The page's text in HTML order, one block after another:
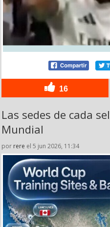
16
Las sedes de cada
Mundial
por rere el 5 jun 2026, 11:34